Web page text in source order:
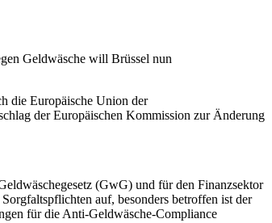
Geldwäsche will Brüssel nun
die Europäische Union der
der Europäischen Kommission zur Änderung
(GwG) und für den Finanzsektor
auf, besonders betroffen ist der
für die Anti-Geldwäsche-Compliance